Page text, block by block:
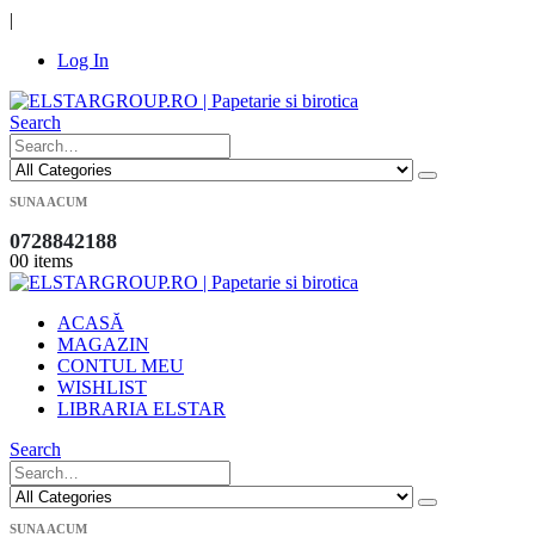
|
Log In
Search
SUNA ACUM
0728842188
00 items
ACASĂ
MAGAZIN
CONTUL MEU
WISHLIST
LIBRARIA ELSTAR
Search
SUNA ACUM